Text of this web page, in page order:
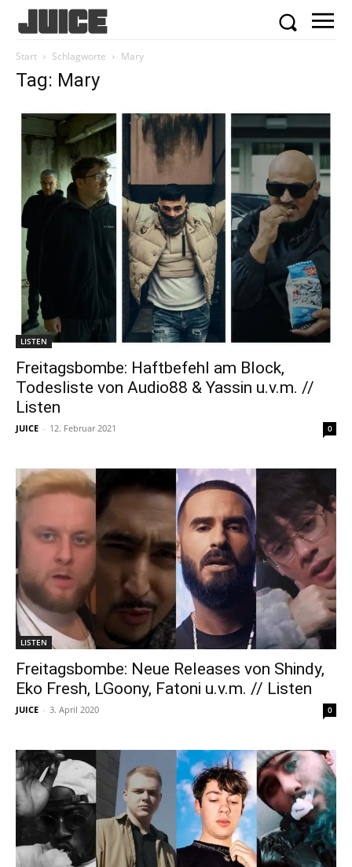
Start Schlagworte Mary
Tag: Mary
LISTEN
Freitagsbombe: Haftbefehl am Block,
Todesliste von Audio88 & Yassin u.v.m. //
Listen
JUICE - 12. Februar 2021 0
LISTEN
Freitagsbombe: Neue Releases von Shindy,
Eko Fresh, LGoony, Fatoni u.v.m. // Listen
JUICE - 3. April 2020 0